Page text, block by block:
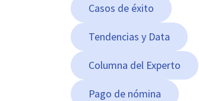
Casos de éxito
Tendencias y Data
Columna del Experto
Pago de nómina